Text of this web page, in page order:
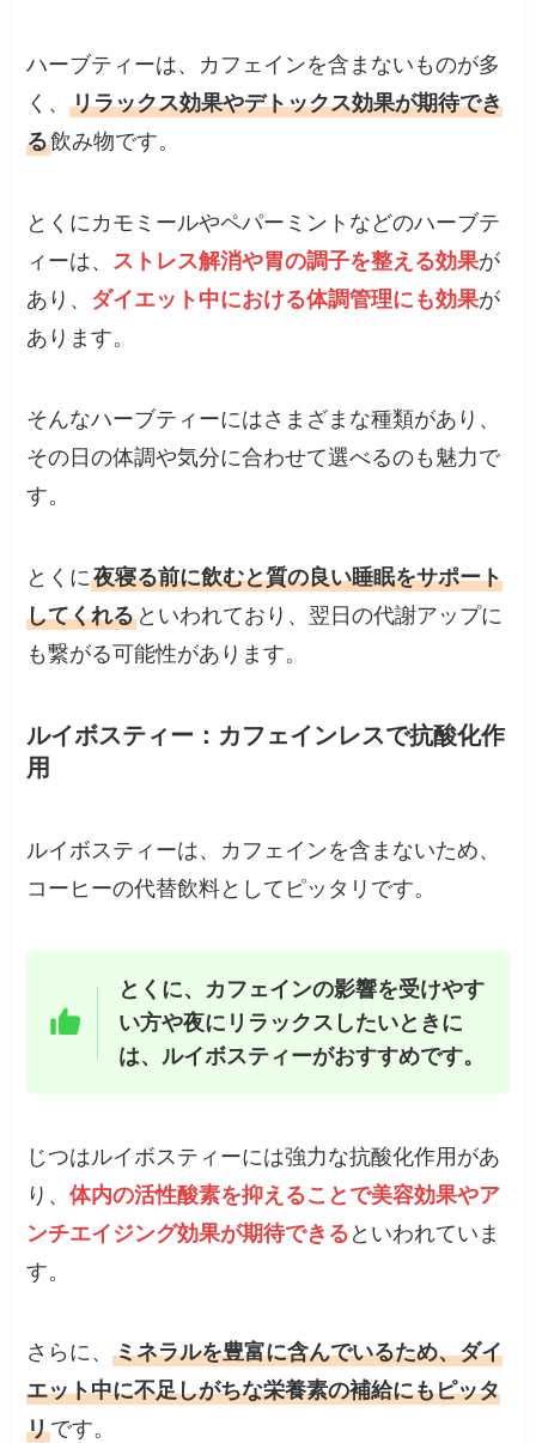
ハーブティーは、カフェインを含まないものが多
く、リラックス効果やデトックス効果が期待でき
る飲み物です。
とくにカモミールやペパーミントなどのハーブテ
ィーは、 ストレス解消や胃の調子を整える効果が
あり、 ダイエット中における体調管理にも効果が
あります。
そんなハーブティーにはさまざまな種類があり、
その日の体調や気分に合わせて選べるのも魅力で
す。
とくに夜寝る前に飲むと質の良い睡眠をサポート
してくれる といわれており、翌日の代謝アップに
も繋がる可能性があります。
ルイボスティー：カフェインレスで抗酸化作
用
ルイボスティーは、カフェインを含まないため、
コーヒーの代替飲料としてピッタリです。
とくに、カフェインの影響を受けやす
い方や夜にリラックスしたいときに
は、ルイボスティーがおすすめです。
じつはルイボスティーには強力な抗酸化作用があ
り、体内の活性酸素を抑えることで美容効果やア
ンチエイジング効果が期待できる といわれていま
す。
さらに、ミネラルを豊富に含んでいるため、ダイ
エット中に不足しがちな栄養素の補給にもピッタ
リです。